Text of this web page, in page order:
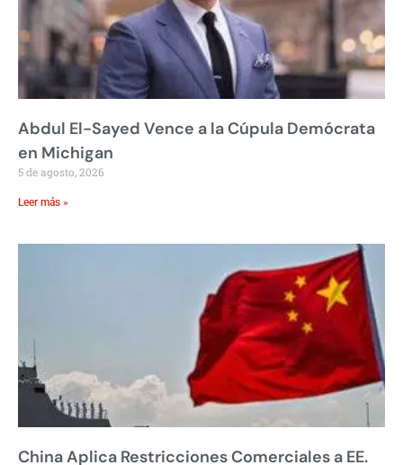
Abdul El-Sayed Vence a la Cúpula Demócrata
en Michigan
5 de agosto, 2026
Leer más »
China Aplica Restricciones Comerciales a EE.